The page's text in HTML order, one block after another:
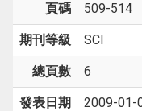
頁碼 509-514
期刊等級 SCI
總頁數 6
發表日期 2009-01-